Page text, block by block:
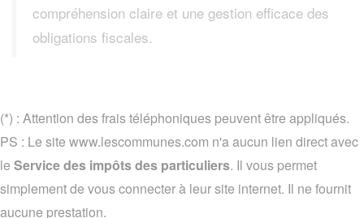
compréhension claire et une gestion efficace des
obligations fiscales.
(*) : Attention des frais téléphoniques peuvent être appliqués.
PS : Le site www.lescommunes.com n'a aucun lien direct avec
le Service des impôts des particuliers. Il vous permet
simplement de vous connecter à leur site internet. Il ne fournit
aucune prestation.